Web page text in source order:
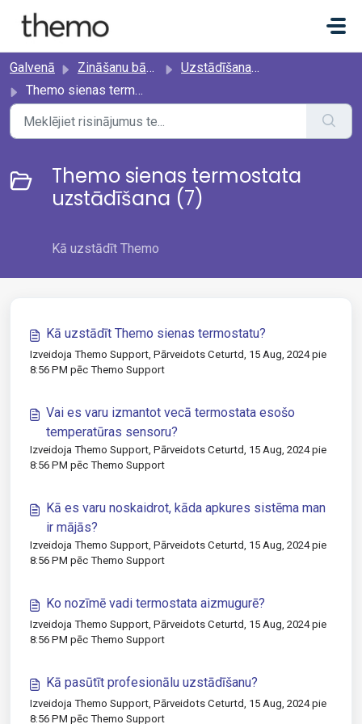
Galvenā Zināšanu bāze
Uzstādīšana un iestatīšana
Themo sienas termostata uzstādīšana
Themo sienas termostata
uzstādīšana (7)
Kā uzstādīt Themo
Kā uzstādīt Themo sienas termostatu?
Izveidoja Themo Support, Pārveidots Ceturtd, 15 Aug, 2024 pie
8:56 PM pēc Themo Support
Vai es varu izmantot vecā termostata esošo
temperatūras sensoru?
Izveidoja Themo Support, Pārveidots Ceturtd, 15 Aug, 2024 pie
8:56 PM pēc Themo Support
Kā es varu noskaidrot, kāda apkures sistēma man
ir mājās?
Izveidoja Themo Support, Pārveidots Ceturtd, 15 Aug, 2024 pie
8:56 PM pēc Themo Support
Ko nozīmē vadi termostata aizmugurē?
Izveidoja Themo Support, Pārveidots Ceturtd, 15 Aug, 2024 pie
8:56 PM pēc Themo Support
Kā pasūtīt profesionālu uzstādīšanu?
Izveidoja Themo Support, Pārveidots Ceturtd, 15 Aug, 2024 pie
8:56 PM pēc Themo Support